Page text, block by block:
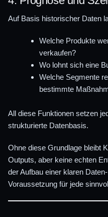
Auf Basis historischer Daten
Welche Produkte
verkaufen?
Wo lohnt sich eine
Welche Segmente
bestimmte
All diese Funktionen setzen
strukturierte Datenbasis.
Ohne diese Grundlage bleibt
Outputs, aber keine echten
der Aufbau einer klaren
Voraussetzung für jede